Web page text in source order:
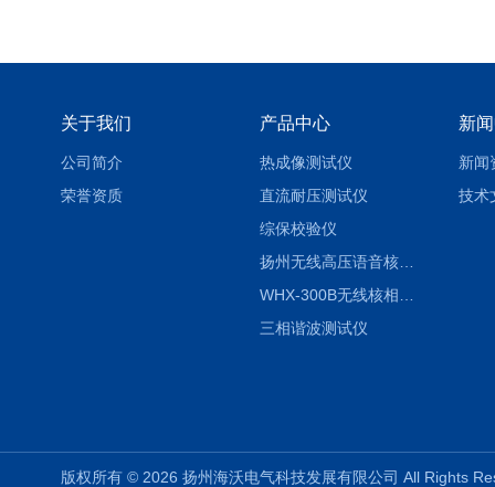
关于我们
公司简介
荣誉资质
产品中心
热成像测试仪
直流耐压测试仪
综保校验仪
扬州无线高压语音核相仪
三相谐波测试仪
新
新闻
技术
版权所有 © 2026 扬州海沃电气科技发展有限公司 All